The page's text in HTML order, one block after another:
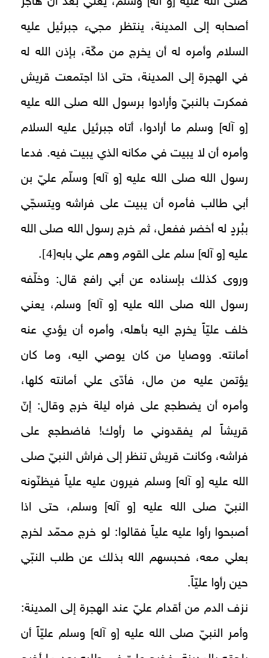
أصحابه إلى المدينة، ينتظر مجيء جبرئيل عليه
السلام وأمره له أن يخرج من مكّة، بإذن الله له
في الهجرة إلى المدينة، حتى اذا اجتمعت قريش
فمكرت بالنبيّ وأرادوا برسول الله صلى الله عليه
[و آله‏] وسلم ما أرادوا، أتاه جبرئيل عليه السلام
وأمره أن لا يبيت في مكانه الذي يبيت فيه. فدعا
رسول الله صلى الله عليه [و آله‏] وسلّم عليّ بن
أبي طالب فأمره أن يبيت على فراشه ويتسجّي
ببُردٍ له أخضر ففعل، ثم خرج رسول الله صلى الله
عليه [و آله‏] سلم على القوم وهم علي بابه‏[4]
.
وروى كذلك بإسناده عن أبي رافع قال: وخلّفه
رسول الله صلى الله عليه [و آله‏] وسلم، يعني
خلف عليّاً يخرج اليه بأهله، وأمره أن يؤدي عنه
أمانته. ووصايا من كان يوصي اليه، وما كان
يؤتمن عليه من مال، فأدّى علي أمانته كلها،
وأمره أن يضطجع على فراه ليلة خرج وقال: إنّ
قريشاً لم يفقدوني ما رأوك! فاضطجع على
فراشه، وكانت قريش تنظر إلى فراش النبيّ صلى
الله عليه [و آله‏] وسلم فيرون عليه علياً فيظنّونه
النبيّ صلى الله عليه [و آله‏] وسلم، حتى اذا
أصبحوا رأوا عليه علياً فقالوا: لو خرج محمّد لخرج
بعلي معه، فحبسهم الله بذلك عن طلب النبّي
حين رأوا عليّاً.
نزف الدم من أقدام عليّ عند الهجرة إلى المدينة:
وأمر النبيّ صلى الله عليه [و آله‏] وسلم عليّاً أن